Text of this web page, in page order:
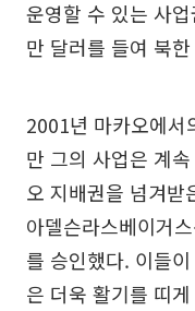
운영할 수 있는 사
만 달러를 들여 북
2001년 마카오에서
만 그의 사업은 계
오 지배권을 넘겨받
아델슨라스베이거
를 승인했다. 이들
은 더욱 활기를 띠